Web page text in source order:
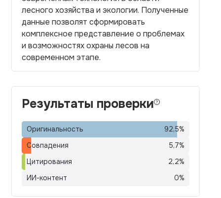
лесного хозяйства и экологии. Полученные
данные позволят сформировать
комплексное представление о проблемах
и возможностях охраны лесов на
современном этапе.
Результаты проверки
Оригинальность 92,5%
Совпадения
5,7%
Цитирования
2,2%
ИИ-контент
0%